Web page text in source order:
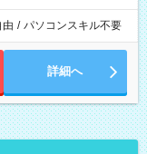
由 / パソコンスキル不要
詳細へ